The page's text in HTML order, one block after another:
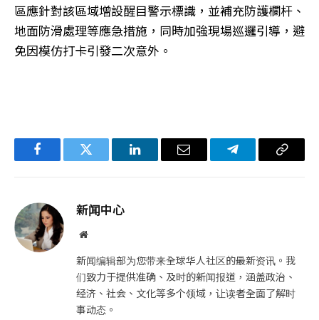
區應針對該區域增設醒目警示標識，並補充防護欄杆、
地面防滑處理等應急措施，同時加強現場巡邏引導，避
免因模仿打卡引發二次意外。
FacebookTwitter LinkedIn电
Telegram复
新闻中心
网
新闻编辑部为您带来全球华人社区的最新资讯。我
们致力于提供准确、及时的新闻报道，涵盖政治、
经济、社会、文化等多个领域，让读者全面了解时
事动态。